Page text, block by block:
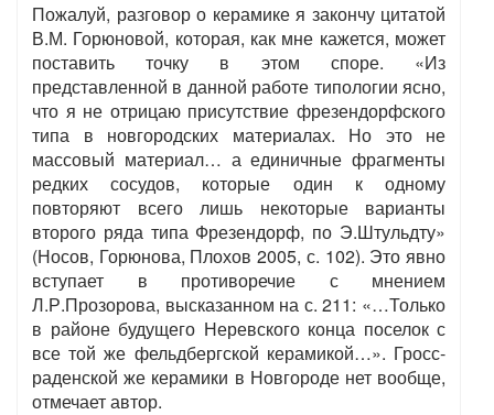
Пожалуй, разговор о керамике я закончу цитатой
В.М. Горюновой, которая, как мне кажется, может
поставить точку в этом споре. «Из
представленной в данной работе типологии ясно,
что я не отрицаю присутствие фрезендорфского
типа в новгородских материалах. Но это не
массовый материал… а единичные фрагменты
редких сосудов, которые один к одному
повторяют всего лишь некоторые варианты
второго ряда типа Фрезендорф, по Э.Штульдту»
(Носов, Горюнова, Плохов 2005, с. 102). Это явно
вступает в противоречие с мнением
Л.Р.Прозорова, высказанном на с. 211: «…Только
в районе будущего Неревского конца поселок с
все той же фельдбергской керамикой…». Гросс-
раденской же керамики в Новгороде нет вообще,
отмечает автор.